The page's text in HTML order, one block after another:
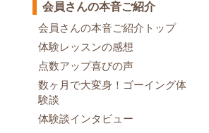
会員さんの本音ご紹介
会員さんの本音ご紹介トップ
体験レッスンの感想
点数アップ喜びの声
数ヶ月で大変身！ゴーイング体
験談
体験談インタビュー